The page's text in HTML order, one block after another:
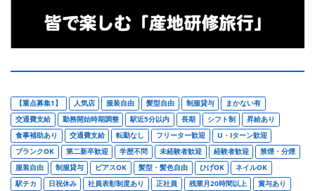
【重点募集1】 人気店 服装自由 髪型自由 制服貸与
まかない有
交通費支給
勤務開始時期調整 駅近5分以内 長期 シフト制
昇給あり
食事補助あり
交通費支給 転勤なし フリーター歓迎
U・Iターン歓迎
ブランクOK
第二新卒歓迎 学歴不問 未経験者歓迎 経験者歓迎
禁煙・分煙
服装自由
制服貸与 ピアスOK 髪型・髪色自由 ひげOK
ネイルOK
駅チカ
日祝休み 社員表彰制度あり 正社員 残業月20時間以上
賞与あり